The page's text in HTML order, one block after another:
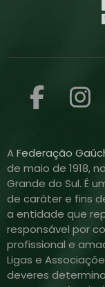
AFederação
de maio de 1918,
Grande do Sul. É
de caráter e fins
a entidade que
responsável por
profissional e
Ligas e
deveres